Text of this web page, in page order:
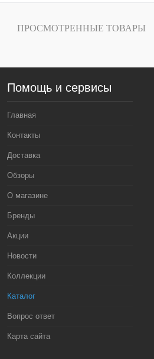
ПРОСМОТРЕННЫЕ ТОВАРЫ
Помощь и сервисы
Главная
Контакты
Доставка
Обзоры
О магазине
Бренды
Акции
Новости
Коллекции
Каталог
Вопрос ответ
Карта сайта